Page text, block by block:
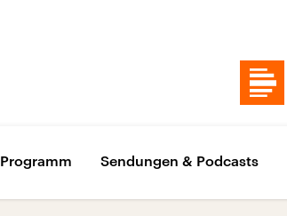
Programm Sendungen & Podcasts